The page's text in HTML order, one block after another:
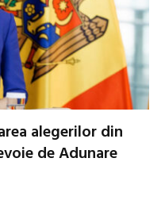
alegerilor din
de Adunare